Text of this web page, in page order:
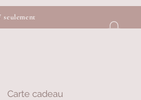
seulement
Carte cadeau